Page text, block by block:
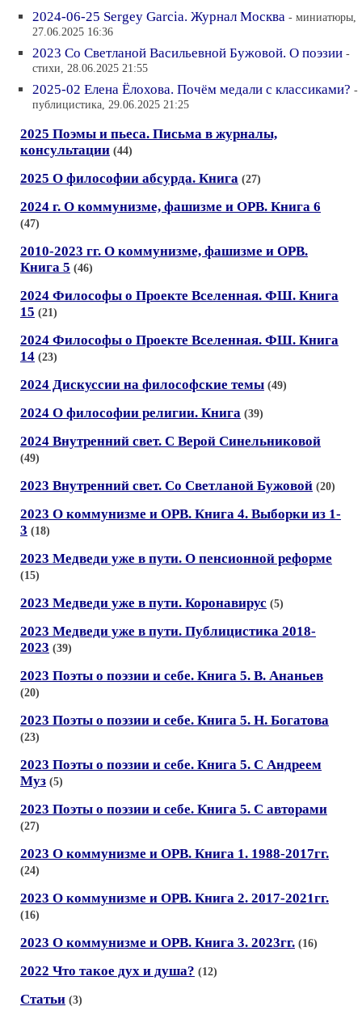
2024-06-25 Sergey Garcia. Журнал Москва - миниатюры,
27.06.2025 16:36
2023 Со Светланой Васильевной Бужовой. О поэзии -
стихи, 28.06.2025 21:55
2025-02 Елена Ёлохова. Почём медали с классиками? -
публицистика, 29.06.2025 21:25
2025 Поэмы и пьеса. Письма в журналы,
консультации (44)
2025 О философии абсурда. Книга (27)
2024 г. О коммунизме, фашизме и ОРВ. Книга 6
(47)
2010-2023 гг. О коммунизме, фашизме и ОРВ.
Книга 5 (46)
2024 Философы о Проекте Вселенная. ФШ. Книга
15 (21)
2024 Философы о Проекте Вселенная. ФШ. Книга
14 (23)
2024 Дискуссии на философские темы (49)
2024 О философии религии. Книга (39)
2024 Внутренний свет. С Верой Синельниковой
(49)
2023 Внутренний свет. Со Светланой Бужовой (20)
2023 О коммунизме и ОРВ. Книга 4. Выборки из 1-
3 (18)
2023 Медведи уже в пути. О пенсионной реформе
(15)
2023 Медведи уже в пути. Коронавирус (5)
2023 Медведи уже в пути. Публицистика 2018-
2023 (39)
2023 Поэты о поэзии и себе. Книга 5. В. Ананьев
(20)
2023 Поэты о поэзии и себе. Книга 5. Н. Богатова
(23)
2023 Поэты о поэзии и себе. Книга 5. С Андреем
Муз (5)
2023 Поэты о поэзии и себе. Книга 5. С авторами
(27)
2023 О коммунизме и ОРВ. Книга 1. 1988-2017гг.
(24)
2023 О коммунизме и ОРВ. Книга 2. 2017-2021гг.
(16)
2023 О коммунизме и ОРВ. Книга 3. 2023гг. (16)
2022 Что такое дух и душа? (12)
Статьи (3)